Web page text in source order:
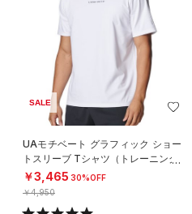
SALE
UAモチベート グラフィック ショー
トスリーブ Tシャツ（トレーニング/
MEN）
￥3,465 30%OFF
￥4,950